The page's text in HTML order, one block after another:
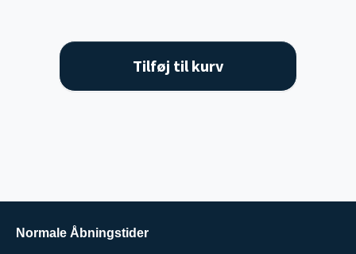
Tilføj til kurv
Normale Åbningstider